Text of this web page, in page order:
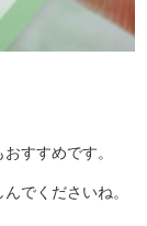
すすめです。
でくださいね。